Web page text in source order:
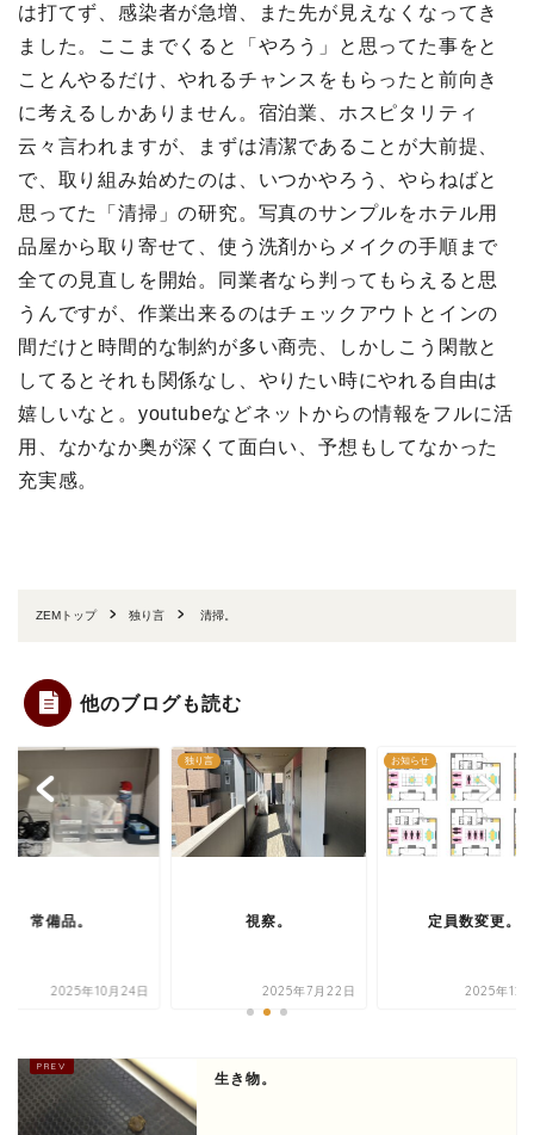
は打てず、感染者が急増、また先が見えなくなってき
ました。ここまでくると「やろう」と思ってた事をと
ことんやるだけ、やれるチャンスをもらったと前向き
に考えるしかありません。宿泊業、ホスピタリティ
云々言われますが、まずは清潔であることが大前提、
で、取り組み始めたのは、いつかやろう、やらねばと
思ってた「清掃」の研究。写真のサンプルをホテル用
品屋から取り寄せて、使う洗剤からメイクの手順まで
全ての見直しを開始。同業者なら判ってもらえると思
うんですが、作業出来るのはチェックアウトとインの
間だけと時間的な制約が多い商売、しかしこう閑散と
してるとそれも関係なし、やりたい時にやれる自由は
嬉しいなと。youtubeなどネットからの情報をフルに活
用、なかなか奥が深くて面白い、予想もしてなかった
充実感。
ZEMトップ 独り言 清掃。
他のブログも読む
常備品。
2025年10月24日
独り言
視察。
2025年7月22日
お知らせ
定員数変更。
2025年12
生き物。